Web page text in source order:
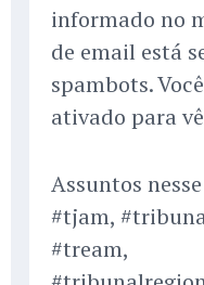
informado no
de email está
spambots.
ativado para
Assuntos
#tjam,
#tream,